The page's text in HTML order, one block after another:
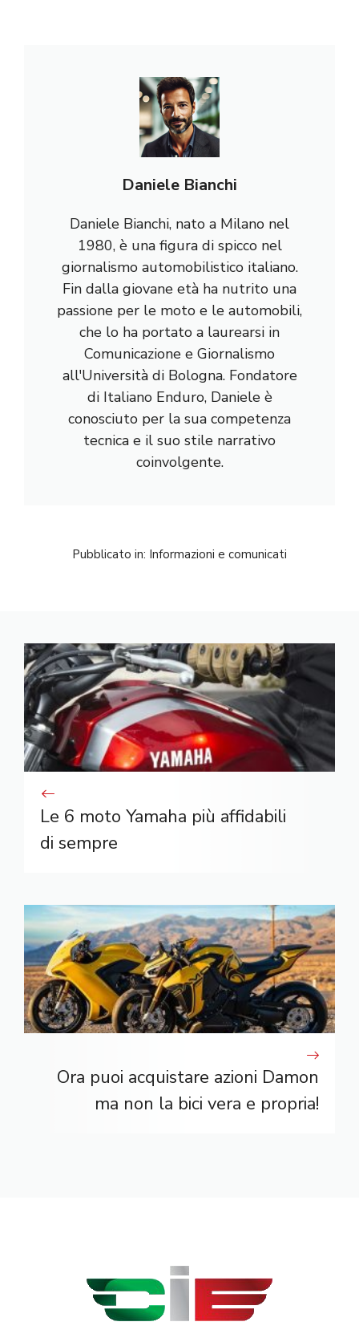
Daniele Bianchi
Daniele Bianchi, nato a Milano nel
1980, è una figura di spicco nel
giornalismo automobilistico italiano.
Fin dalla giovane età ha nutrito una
passione per le moto e le automobili,
che lo ha portato a laurearsi in
Comunicazione e Giornalismo
all'Università di Bologna. Fondatore
di Italiano Enduro, Daniele è
conosciuto per la sua competenza
tecnica e il suo stile narrativo
coinvolgente.
Pubblicato in: Informazioni e comunicati
Le 6 moto Yamaha più affidabili
di sempre
Ora puoi acquistare azioni Damon
ma non la bici vera e propria!